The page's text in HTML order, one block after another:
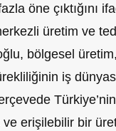
öne çıktığını
üretim ve
bölgesel
iş
ve erişilebilir bir